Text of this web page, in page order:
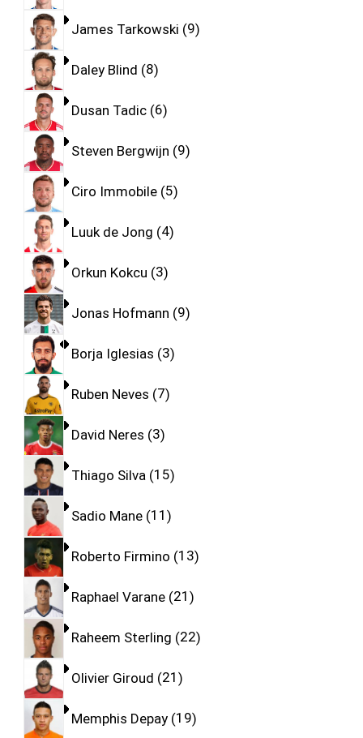
James Tarkowski 9
Daley Blind 8
Dusan Tadic 6
Steven Bergwijn 9
Ciro Immobile 5
Luuk de Jong 4
Orkun Kokcu 3
Jonas Hofmann 9
Borja Iglesias 3
Ruben Neves 7
David Neres 3
Thiago Silva 15
Sadio Mane 11
Roberto Firmino 13
Raphael Varane 21
Raheem Sterling 22
Olivier Giroud 21
Memphis Depay 19